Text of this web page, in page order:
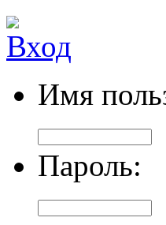
Имя
Пароль: